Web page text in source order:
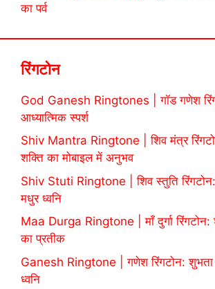
का पर्व
रिंगटोन
God Ganesh Ringtones | गॉड गणेश
आध्यात्मिक स्पर्श
Shiv Mantra Ringtone | शिव मंत्र
शक्ति का मोबाइल में अनुभव
Shiv Stuti Ringtone | शिव स्तुति
मधुर ध्वनि
Maa Durga Ringtone | माँ दुर्गा
का प्रतीक
Ganesh Ringtone | गणेश रिंगटोन:
ध्वनि